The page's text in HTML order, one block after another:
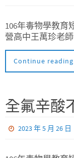
106年毒物學教育
營高中王萬珍老
Continue reading
全氟辛酸
2023 年 5 月 26 日